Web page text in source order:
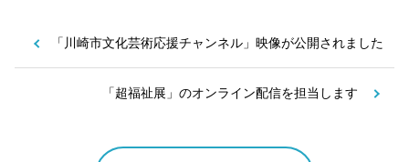
「川崎市文化芸術応援チャンネル」映像が公開されました
「超福祉展」のオンライン配信を担当します